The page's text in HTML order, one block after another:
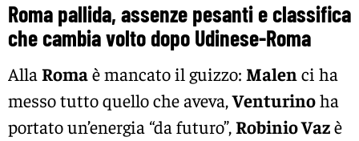
Roma pallida, assenze pesanti e classifica
che cambia volto dopo Udinese-Roma
Alla Romaè mancato il guizzo: Malenci ha
messo tutto quello che aveva,Venturinoha
portato un’energia “da futuro”,Robinio Vazè